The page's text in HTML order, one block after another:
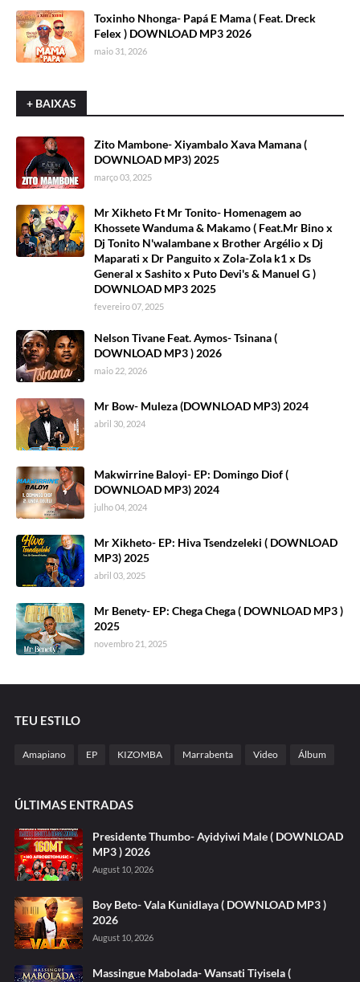
Toxinho Nhonga- Papá E Mama ( Feat. Dreck
Felex ) DOWNLOAD MP3 2026
maio 31, 2026
+ BAIXAS
Zito Mambone- Xiyambalo Xava Mamana (
DOWNLOAD MP3) 2025
março 03, 2025
Mr Xikheto Ft Mr Tonito- Homenagem ao
Khossete Wanduma & Makamo ( Feat.Mr Bino x
Dj Tonito N'walambane x Brother Argélio x Dj
Maparati x Dr Panguito x Zola-Zola k1 x Ds
General x Sashito x Puto Devi's & Manuel G )
DOWNLOAD MP3 2025
fevereiro 07, 2025
Nelson Tivane Feat. Aymos- Tsinana (
DOWNLOAD MP3 ) 2026
maio 22, 2026
Mr Bow- Muleza (DOWNLOAD MP3) 2024
abril 30, 2024
Makwirrine Baloyi- EP: Domingo Diof (
DOWNLOAD MP3) 2024
julho 04, 2024
Mr Xikheto- EP: Hiva Tsendzeleki ( DOWNLOAD
MP3) 2025
abril 03, 2025
Mr Benety- EP: Chega Chega ( DOWNLOAD MP3 )
2025
novembro 21, 2025
TEU ESTILO
Amapiano EP KIZOMBA Marrabenta Video Álbum
ÚLTIMAS ENTRADAS
Presidente Thumbo- Ayidyiwi Male ( DOWNLOAD
MP3 ) 2026
August 10, 2026
Boy Beto- Vala Kunidlaya ( DOWNLOAD MP3 )
2026
August 10, 2026
Massingue Mabolada- Wansati Tiyisela (